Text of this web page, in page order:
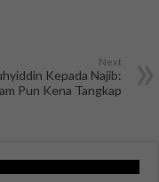
Next
Kepada Najib:
Pun Kena Tangkap